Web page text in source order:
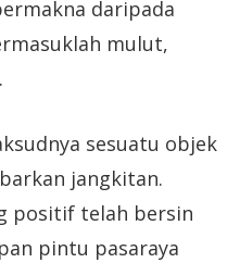
daripada
mulut,
sesuatu objek
jangkitan.
positif telah bersin
pintu pasaraya